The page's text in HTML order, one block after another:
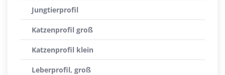
Jungtierprofil
Katzenprofil groß
Katzenprofil klein
Leberprofil, groß